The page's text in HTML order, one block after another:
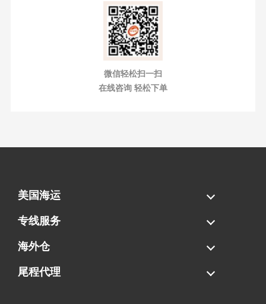
微信轻松扫一扫
在线咨询 轻松下单
美国海运
海运拼柜
海运整柜
美国海卡
加拿大海运
专线服务
FBA专线直送
超大件专线
AWD专线
电池专线
海外仓
一件代发
FBA中转
贴标换标
拆柜/存储
尾程代理